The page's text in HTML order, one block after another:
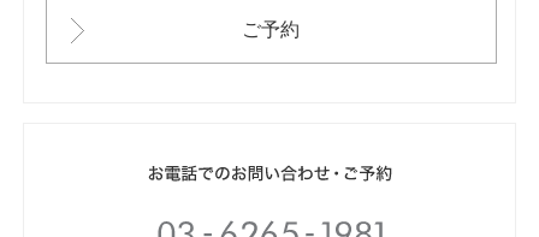
ご予約